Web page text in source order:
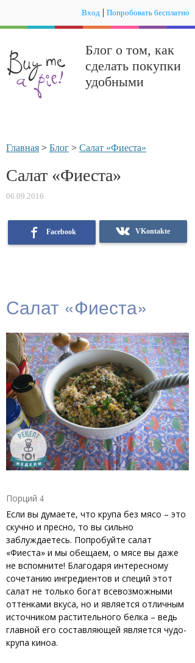
Вход | Попробовать бесплатно
Блог о том, как
сделать покупки
удобными
Главная > Блог > Салат «Фиеста»
Салат «Фиеста»
06.09.2016
Facebook VKontakte
Салат «Фиеста»
Порций 4
Если вы думаете, что крупа без мясо – это
скучно и пресно, то вы сильно
заблуждаетесь. Попробуйте салат
«Фиеста» и мы обещаем, о мясе вы даже
не вспомните! Благодаря интересному
сочетанию ингредиентов и специй этот
салат не только богат всевозможными
оттенками вкуса, но и является отличным
источником растительного белка – ведь
главной его составляющей является чудо-
крупа киноа.